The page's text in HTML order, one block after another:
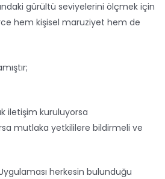
gürültü seviyelerini ölçmek için
hem kişisel maruziyet hem de
iletişim kuruluyorsa
mutlaka yetkililere bildirmeli ve
herkesin bulunduğu